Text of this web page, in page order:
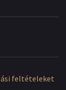
feltételeket